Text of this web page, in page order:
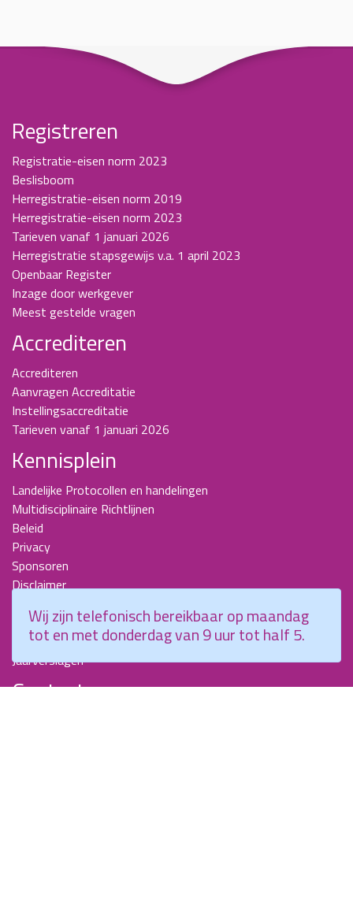
Registreren
Registratie-eisen norm 2023
Beslisboom
Herregistratie-eisen norm 2019
Herregistratie-eisen norm 2023
Tarieven vanaf 1 januari 2026
Herregistratie stapsgewijs v.a. 1 april 2023
Openbaar Register
Inzage door werkgever
Meest gestelde vragen
Accrediteren
Accrediteren
Aanvragen Accreditatie
Instellingsaccreditatie
Tarieven vanaf 1 januari 2026
Kennisplein
Landelijke Protocollen en handelingen
Multidisciplinaire Richtlijnen
Beleid
Privacy
Sponsoren
Disclaimer
Nieuwsbrieven
KCKZ-specials
Jaarverslagen
Contact
Wij zijn telefonisch bereikbaar op maandag
tot en met donderdag van 9 uur tot half 5.